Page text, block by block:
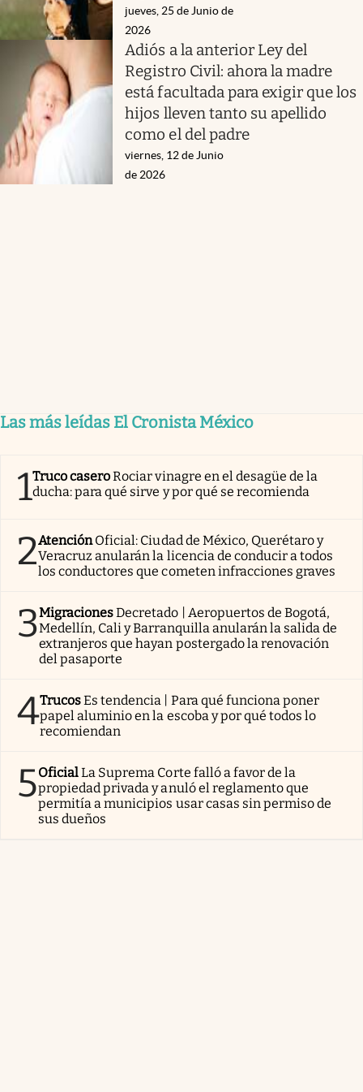
jueves, 25 de Junio de
2026
Adiós a la anterior Ley del
Registro Civil: ahora la madre
está facultada para exigir que los
hijos lleven tanto su apellido
como el del padre
viernes, 12 de Junio
de 2026
Las más leídas El Cronista México
1Truco caseroRociar vinagre en el desagüe de la
ducha: para qué sirve y por qué se recomienda
2AtenciónOficial: Ciudad de México, Querétaro y
Veracruz anularán la licencia de conducir a todos
los conductores que cometen infracciones graves
3MigracionesDecretado | Aeropuertos de Bogotá,
Medellín, Cali y Barranquilla anularán la salida de
extranjeros que hayan postergado la renovación
del pasaporte
4TrucosEs tendencia | Para qué funciona poner
papel aluminio en la escoba y por qué todos lo
recomiendan
5OficialLa Suprema Corte falló a favor de la
propiedad privada y anuló el reglamento que
permitía a municipios usar casas sin permiso de
sus dueños